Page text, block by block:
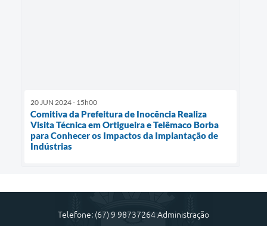
20 JUN 2024 - 15h00
Comitiva da Prefeitura de Inocência Realiza
Visita Técnica em Ortigueira e Telêmaco Borba
para Conhecer os Impactos da Implantação de
Indústrias
Telefone: (67) 9 98737264 Administração